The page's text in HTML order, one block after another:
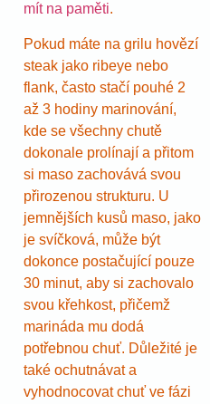
mít na paměti.
Pokud máte na grilu hovězí
steak jako ribeye nebo
flank, často stačí pouhé 2
až 3 hodiny marinování,
kde se všechny chutě
dokonale prolínají a přitom
si maso zachovává svou
přirozenou strukturu. U
jemnějších kusů maso, jako
je svíčková, může být
dokonce postačující pouze
30 minut, aby si zachovalo
svou křehkost, přičemž
marináda mu dodá
potřebnou chuť. Důležité je
také ochutnávat a
vyhodnocovat chuť ve fázi